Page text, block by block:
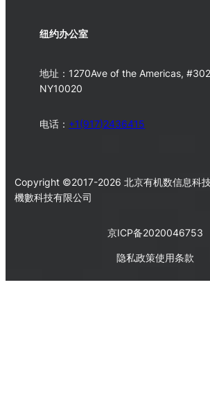
纽约办公室
地址：1270Ave of the Americas,
NY10020
电话： +1(917)2436415
Copyright ©2017-2026 北京有机数信息科
機數科技有限公司
京ICP备2020046753
隐私政策使用条款